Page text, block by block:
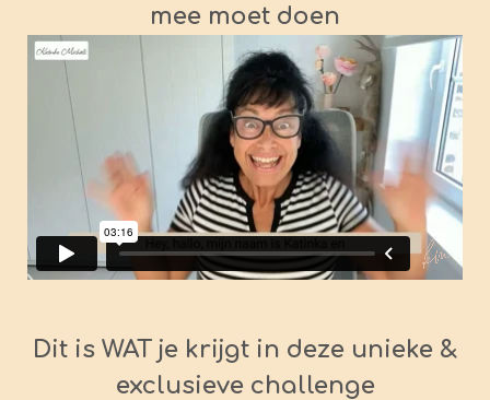
mee moet doen
Dit is WAT je krijgt in deze unieke &
exclusieve challenge